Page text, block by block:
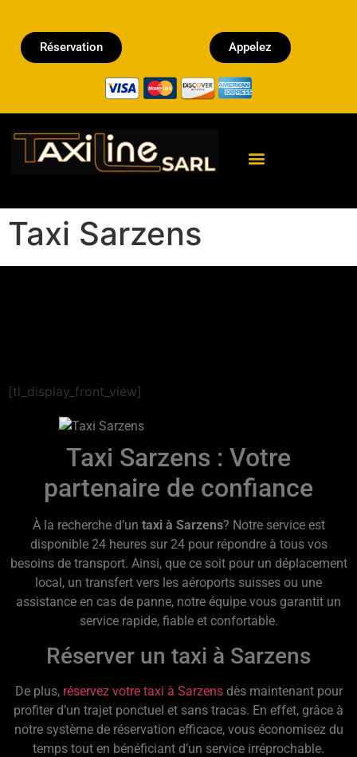
Réservation Appelez
Taxi Sarzens
[tl_display_front_view]
Taxi Sarzens : Votre
partenaire de confiance
À la recherche d’un taxi à Sarzens? Notre service est
disponible 24 heures sur 24 pour répondre à tous vos
besoins de transport. Ainsi, que ce soit pour un déplacement
local, un transfert vers les aéroports suisses ou une
assistance en cas de panne, notre équipe vous garantit un
service rapide, fiable et confortable.
Réserver un taxi à Sarzens
De plus, réservez votre taxi à Sarzensdès maintenant pour
profiter d’un trajet ponctuel et sans tracas. En effet, grâce à
notre système de réservation efficace, vous économisez du
temps tout en bénéficiant d’un service irréprochable.